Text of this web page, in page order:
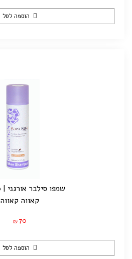
הוספה לסל
שמפו סילבר אורגני | 500 מ"ל
קאווה קאווה
₪ 70
הוספה לסל